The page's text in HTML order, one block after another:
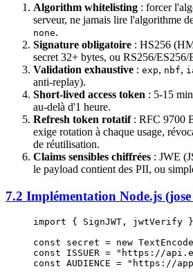
Algorithm whitelisting : forcer
serveur, ne jamais lire l'algorithme
none.
Signature obligatoire : HS256
secret 32+ bytes, ou RS256/
Validation exhaustive : exp, nbf,
anti-replay).
Short-lived access token : 5-15
au-delà d'1 heure.
Refresh token rotatif: RFC 9700
exige rotation à chaque usage,
de réutilisation.
Claims sensibles chiffrées : JWE
le payload contient des PII, ou
7.2 Implémentation Node.js
import { SignJWT, jwtVerify
const secret = new
const ISSUER = "https://
const AUDIENCE = "https://